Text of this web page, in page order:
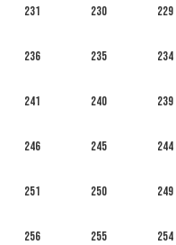
229
230
231
234
235
236
239
240
241
244
245
246
249
250
251
254
255
256